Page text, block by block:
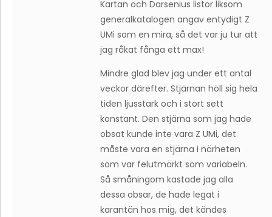
Kartan och Darsenius listor liksom
generalkatalogen angav entydigt Z
UMi som en mira, så det var ju tur att
jag råkat fånga ett max!
Mindre glad blev jag under ett antal
veckor därefter. Stjärnan höll sig hela
tiden ljusstark och i stort sett
konstant. Den stjärna som jag hade
obsat kunde inte vara Z UMi, det
måste vara en stjärna i närheten
som var felutmärkt som variabeln.
Så småningom kastade jag alla
dessa obsar, de hade legat i
karantän hos mig, det kändes